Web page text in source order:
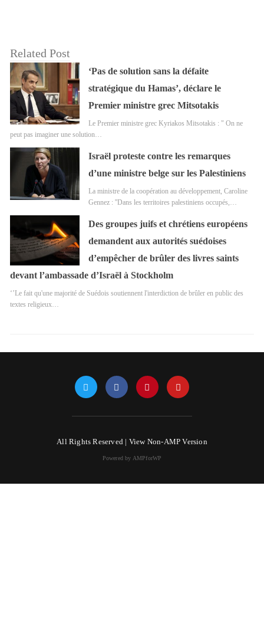
Related Post
‘Pas de solution sans la défaite
stratégique du Hamas’, déclare le
Premier ministre grec Mitsotakis
Le Premier ministre grec Kyriakos Mitsotakis : " On ne
peut pas imaginer une solution…
Israël proteste contre les remarques
d’une ministre belge sur les Palestiniens
La ministre de la coopération au développement, Caroline
Gennez : ''Dans les territoires palestiniens occupés,…
Des groupes juifs et chrétiens européens
demandent aux autorités suédoises
d’empêcher de brûler des livres saints
devant l’ambassade d’Israël à Stockholm
‘’Le fait qu'une majorité de Suédois soutiennent l'interdiction de brûler en public des
textes religieux…
All Rights Reserved | View Non-AMP Version
Powered by AMPforWP